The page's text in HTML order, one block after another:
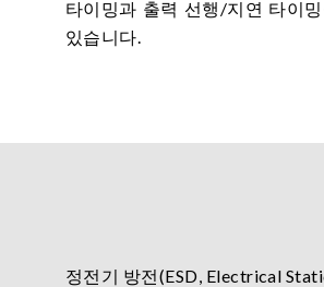
타이밍과 출력 선행/지연 타이
있습니다.
정전기 방전(ESD, Electrical